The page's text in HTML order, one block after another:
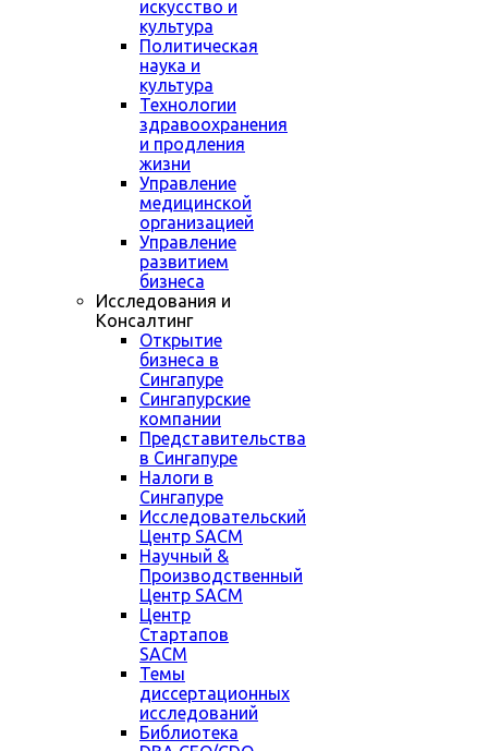
искусство и
культура
Политическая
наука и
культура
Технологии
здравоохранения
и продления
жизни
Управление
медицинской
организацией
Управление
развитием
бизнеса
Исследования и
Консалтинг
Открытие
бизнеса в
Сингапуре
Сингапурские
компании
Представительства
в Сингапуре
Налоги в
Сингапуре
Исследовательский
Центр SACM
Научный &
Производственный
Центр SACM
Центр
Стартапов
SACM
Темы
диссертационных
исследований
Библиотека